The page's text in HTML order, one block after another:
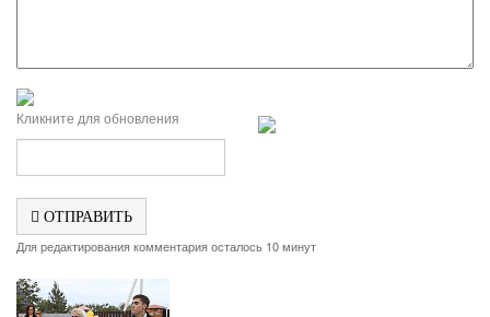
Кликните для обновления
ОТПРАВИТЬ
Для редактирования комментария осталось 10 минут